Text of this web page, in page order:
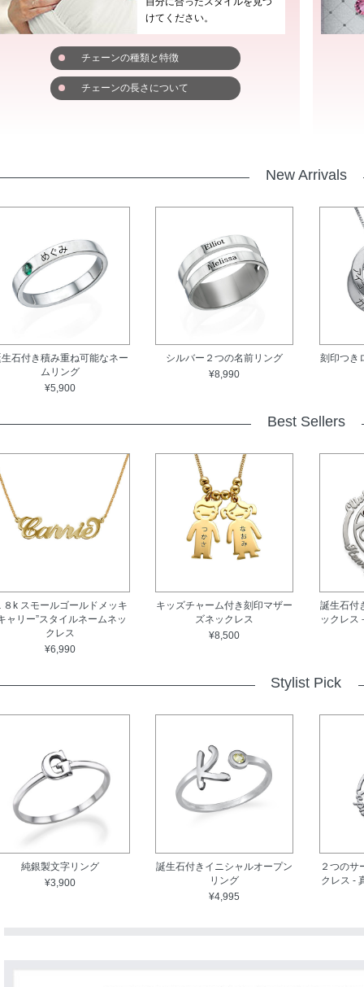
けてください。
チェーンの種類と特徴
チェーンの長さについて
New Arrivals
生石付き積み重ね可能なネー
ムリング
¥5,900
シルバー２つの名前リング
¥8,990
刻印つき
Best Sellers
８k スモールゴールドメッキ
ャリー”スタイルネームネッ
クレス
¥6,990
キッズチャーム付き刻印マザー
ズネックレス
¥8,500
誕生石付
ックレス
Stylist Pick
純銀製文字リング
¥3,900
誕生石付きイニシャルオープン
リング
¥4,995
２つのサ
クレス -